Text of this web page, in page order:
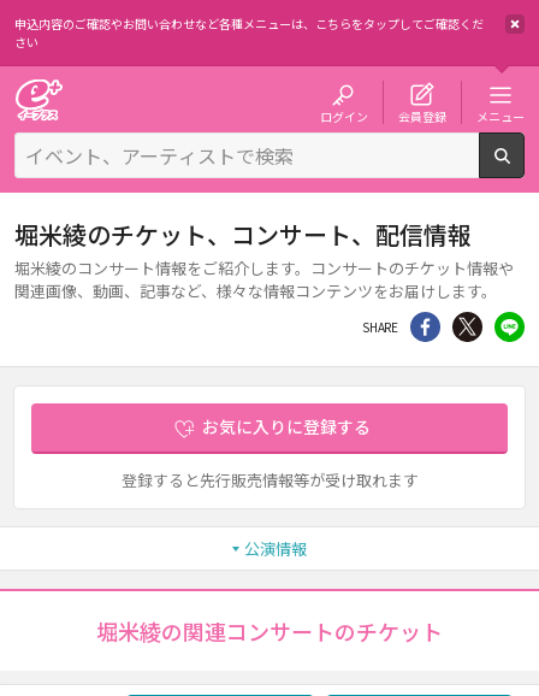
申込内容のご確認やお問い合わせなど各種メニューは、 こちらをタップしてご確認くだ
さい
ログイン 会員登録 メニュー
堀米綾のチケット、コンサート、配信情報
堀米綾のコンサート情報をご紹介します。コンサートのチケット情報や
関連画像、動画、記事など、様々な情報コンテンツをお届けします。
SHARE シェア Twitter
お気に入りに登録する
登録すると先行販売情報等が受け取れます
公演情報
堀米綾の関連コンサートのチケット